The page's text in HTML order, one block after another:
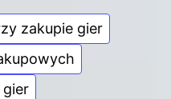
zakupie gier
gier